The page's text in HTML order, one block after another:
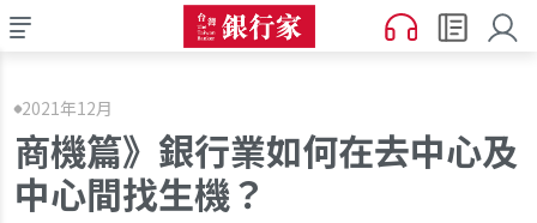
2021年12月
商機篇》銀行業如何在去中心及
中心間找生機？